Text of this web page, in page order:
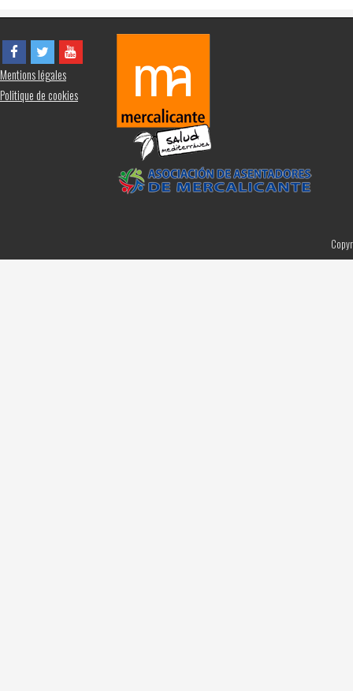
Mentions légales
Politique de cookies